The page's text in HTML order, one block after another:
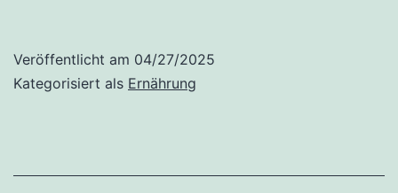
Veröffentlicht am 04/27/2025
Kategorisiert als Ernährung